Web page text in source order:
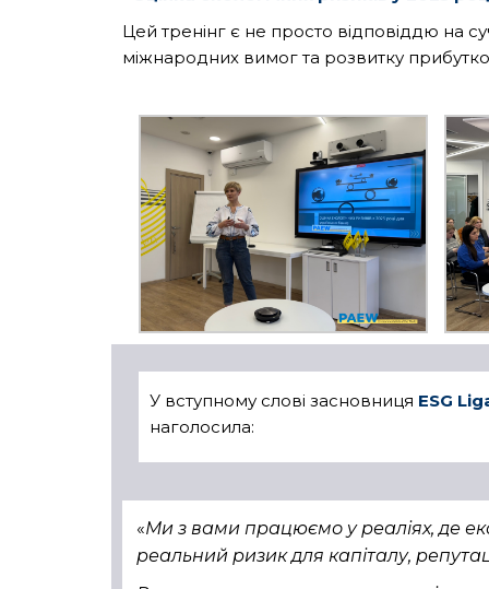
Цей тренінг є не просто відповіддю на
міжнародних вимог та розвитку
У вступному слові засновниця ESG
наголосила:
«Ми з вами працюємо у реаліях, де
реальний ризик для капіталу,